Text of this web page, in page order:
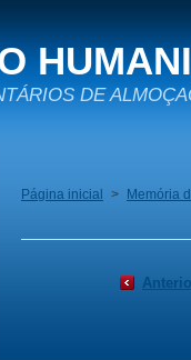
DE
Página inicial > Memória